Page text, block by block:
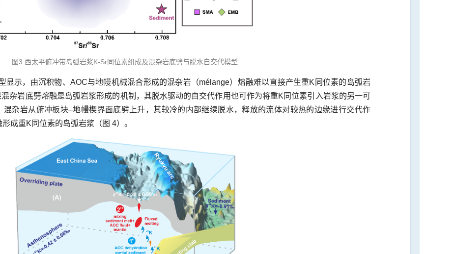
图3 西太平俯冲带岛弧岩浆K-Sr同位素组成及混杂岩底劈与脱水自交代模型
显示，由沉积物、AOC与地幔机械混合形成的混杂岩（mélange）熔融难以直接产生重K同位素的岛弧岩
杂岩底劈熔融是岛弧岩浆形成的机制，其脱水驱动的自交代作用也可作为将重K同位素引入岩浆的另一可
杂岩从俯冲板块–地幔楔界面底劈上升，其较冷的内部继续脱水，释放的流体对较热的边缘进行交代作
成重K同位素的岛弧岩浆（图 4）。